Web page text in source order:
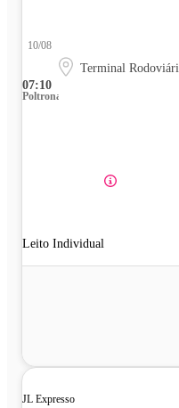
07:10
10/08
Terminal
Poltrona
Leito Individual
JL Expresso